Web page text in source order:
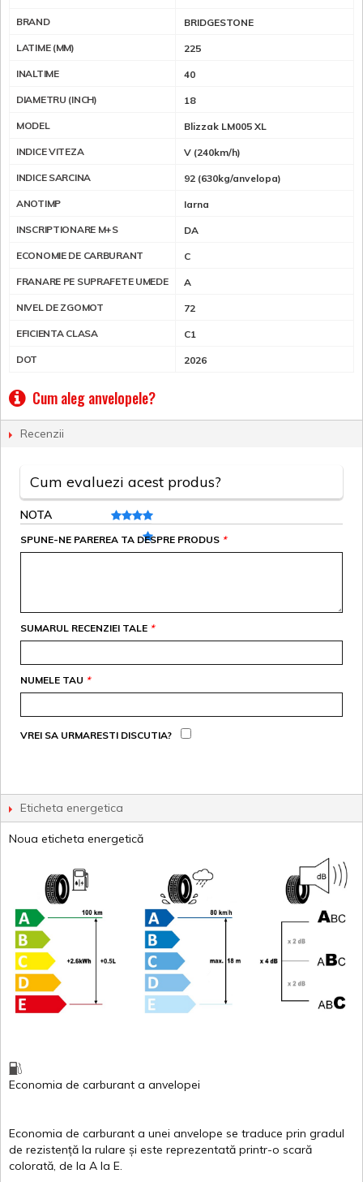
BRAND BRIDGESTONE
LATIME (MM) 225
INALTIME 40
DIAMETRU (INCH) 18
MODEL Blizzak LM005 XL
INDICE VITEZA V (240km/h)
INDICE SARCINA 92 (630kg/anvelopa)
ANOTIMP Iarna
INSCRIPTIONARE M+S DA
ECONOMIE DE CARBURANT C
FRANARE PE SUPRAFETE UMEDE A
NIVEL DE ZGOMOT 72
EFICIENTA CLASA C1
DOT 2026
Cum aleg anvelopele?
Recenzii
Cum evaluezi acest produs?
NOTA
*
SPUNE-NE PAREREA TA DESPRE PRODUS
*
SUMARUL RECENZIEI TALE
*
NUMELE TAU
VREI SA URMARESTI DISCUTIA?
Eticheta energetica
Noua eticheta energetică
Economia de carburant a anvelopei
Economia de carburant a unei anvelope se traduce prin gradul
de rezistență la rulare și este reprezentată printr-o scară
colorată, de la A la E.